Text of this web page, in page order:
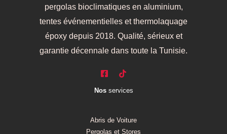
pergolas bioclimatiques en aluminium,
tentes événementielles et thermolaquage
époxy depuis 2018. Qualité, sérieux et
garantie décennale dans toute la Tunisie.
Nos services
Abris de Voiture
Pergolas et Stores